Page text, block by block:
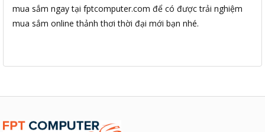
mua sắm ngay tại fptcomputer.com để có được trải nghiệm
mua sắm online thảnh thơi thời đại mới bạn nhé.